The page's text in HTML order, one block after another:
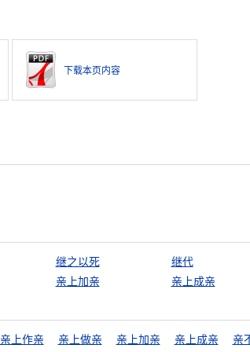
下载本页内容
继之以死
继代
亲上加亲 亲上成亲
亲上作亲 亲上做亲 亲上加亲 亲上成亲 亲